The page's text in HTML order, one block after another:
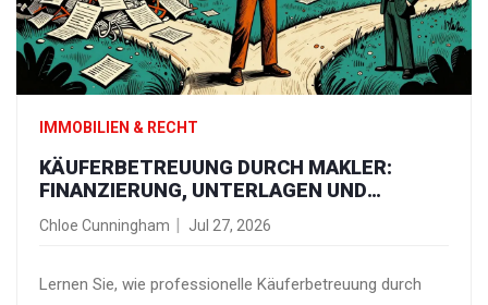
IMMOBILIEN & RECHT
KÄUFERBETREUUNG DURCH MAKLER:
FINANZIERUNG, UNTERLAGEN UND
NOTARTERMIN SICHER MEISTERN
Chloe Cunningham Jul 27, 2026
Lernen Sie, wie professionelle Käuferbetreuung durch